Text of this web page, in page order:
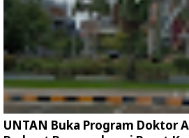
UNTAN Buka Program Doktor